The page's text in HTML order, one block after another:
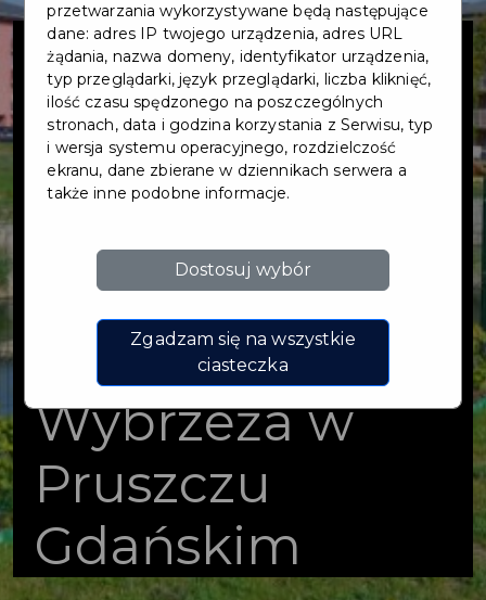
Budowa terenu
biologicznie
czynnego,
rekreacyjnego
przy ul.
Obrońców
Wybrzeża w
Pruszczu
Gdańskim
przetwarzania wykorzystywane będą następujące
dane: adres IP twojego urządzenia, adres URL
żądania, nazwa domeny, identyfikator urządzenia,
typ przeglądarki, język przeglądarki, liczba kliknięć,
ilość czasu spędzonego na poszczególnych
stronach, data i godzina korzystania z Serwisu, typ
i wersja systemu operacyjnego, rozdzielczość
ekranu, dane zbierane w dziennikach serwera a
także inne podobne informacje.
Dostosuj wybór
Zgadzam się na wszystkie
ciasteczka